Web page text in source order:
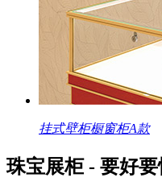
挂式壁柜橱窗柜A款
珠宝展柜 - 要好